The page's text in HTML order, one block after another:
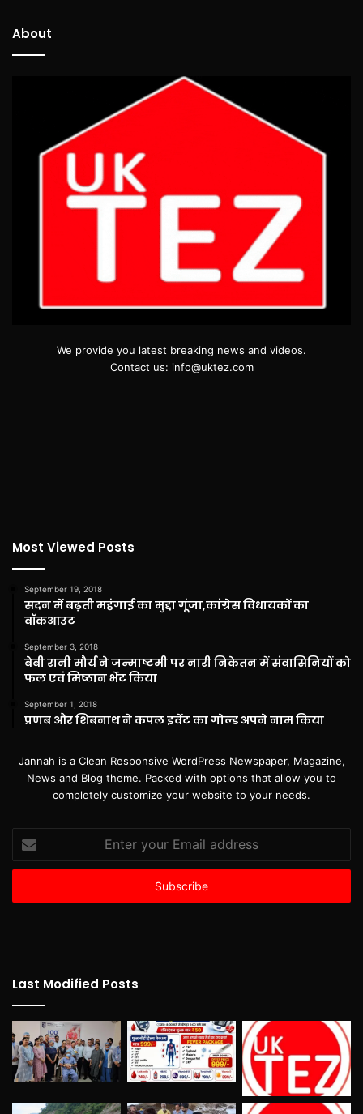
About
We provide you latest breaking news and videos.
Contact us: info@uktez.com
Most Viewed Posts
September 19, 2018
सदन में बढ़ती महंगाई का मुद्दा गूंजा,कांग्रेस विधायकों का
वॉकआउट
September 3, 2018
बेबी रानी मौर्य ने जन्माष्टमी पर नारी निकेतन में संवासिनियों को
फल एवं मिष्ठान भेंट किया
September 1, 2018
प्रणब और शिबनाथ ने कपल इवेंट का गोल्ड अपने नाम किया
Jannah is a Clean Responsive WordPress Newspaper, Magazine,
News and Blog theme. Packed with options that allow you to
completely customize your website to your needs.
your
Email
Last Modified Posts